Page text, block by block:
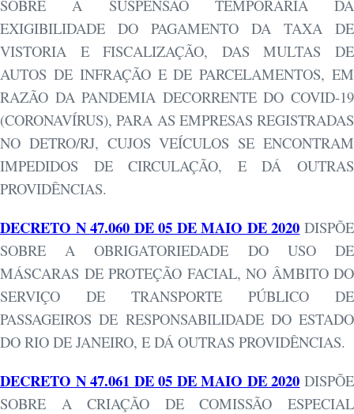
SOBRE A SUSPENSÃO TEMPORÁRIA DA
EXIGIBILIDADE DO PAGAMENTO DA TAXA DE
VISTORIA E FISCALIZAÇÃO, DAS MULTAS DE
AUTOS DE INFRAÇÃO E DE PARCELAMENTOS, EM
RAZÃO DA PANDEMIA DECORRENTE DO COVID-19
(CORONAVÍRUS), PARA AS EMPRESAS REGISTRADAS
NO DETRO/RJ, CUJOS VEÍCULOS SE ENCONTRAM
IMPEDIDOS DE CIRCULAÇÃO, E DÁ OUTRAS
PROVIDÊNCIAS.
DECRETO N 47.060 DE 05 DE MAIO DE 2020 DISPÕE
SOBRE A OBRIGATORIEDADE DO USO DE
MÁSCARAS DE PROTEÇÃO FACIAL, NO ÂMBITO DO
SERVIÇO DE TRANSPORTE PÚBLICO DE
PASSAGEIROS DE RESPONSABILIDADE DO ESTADO
DO RIO DE JANEIRO, E DÁ OUTRAS PROVIDÊNCIAS.
DECRETO N 47.061 DE 05 DE MAIO DE 2020 DISPÕE
SOBRE A CRIAÇÃO DE COMISSÃO ESPECIAL